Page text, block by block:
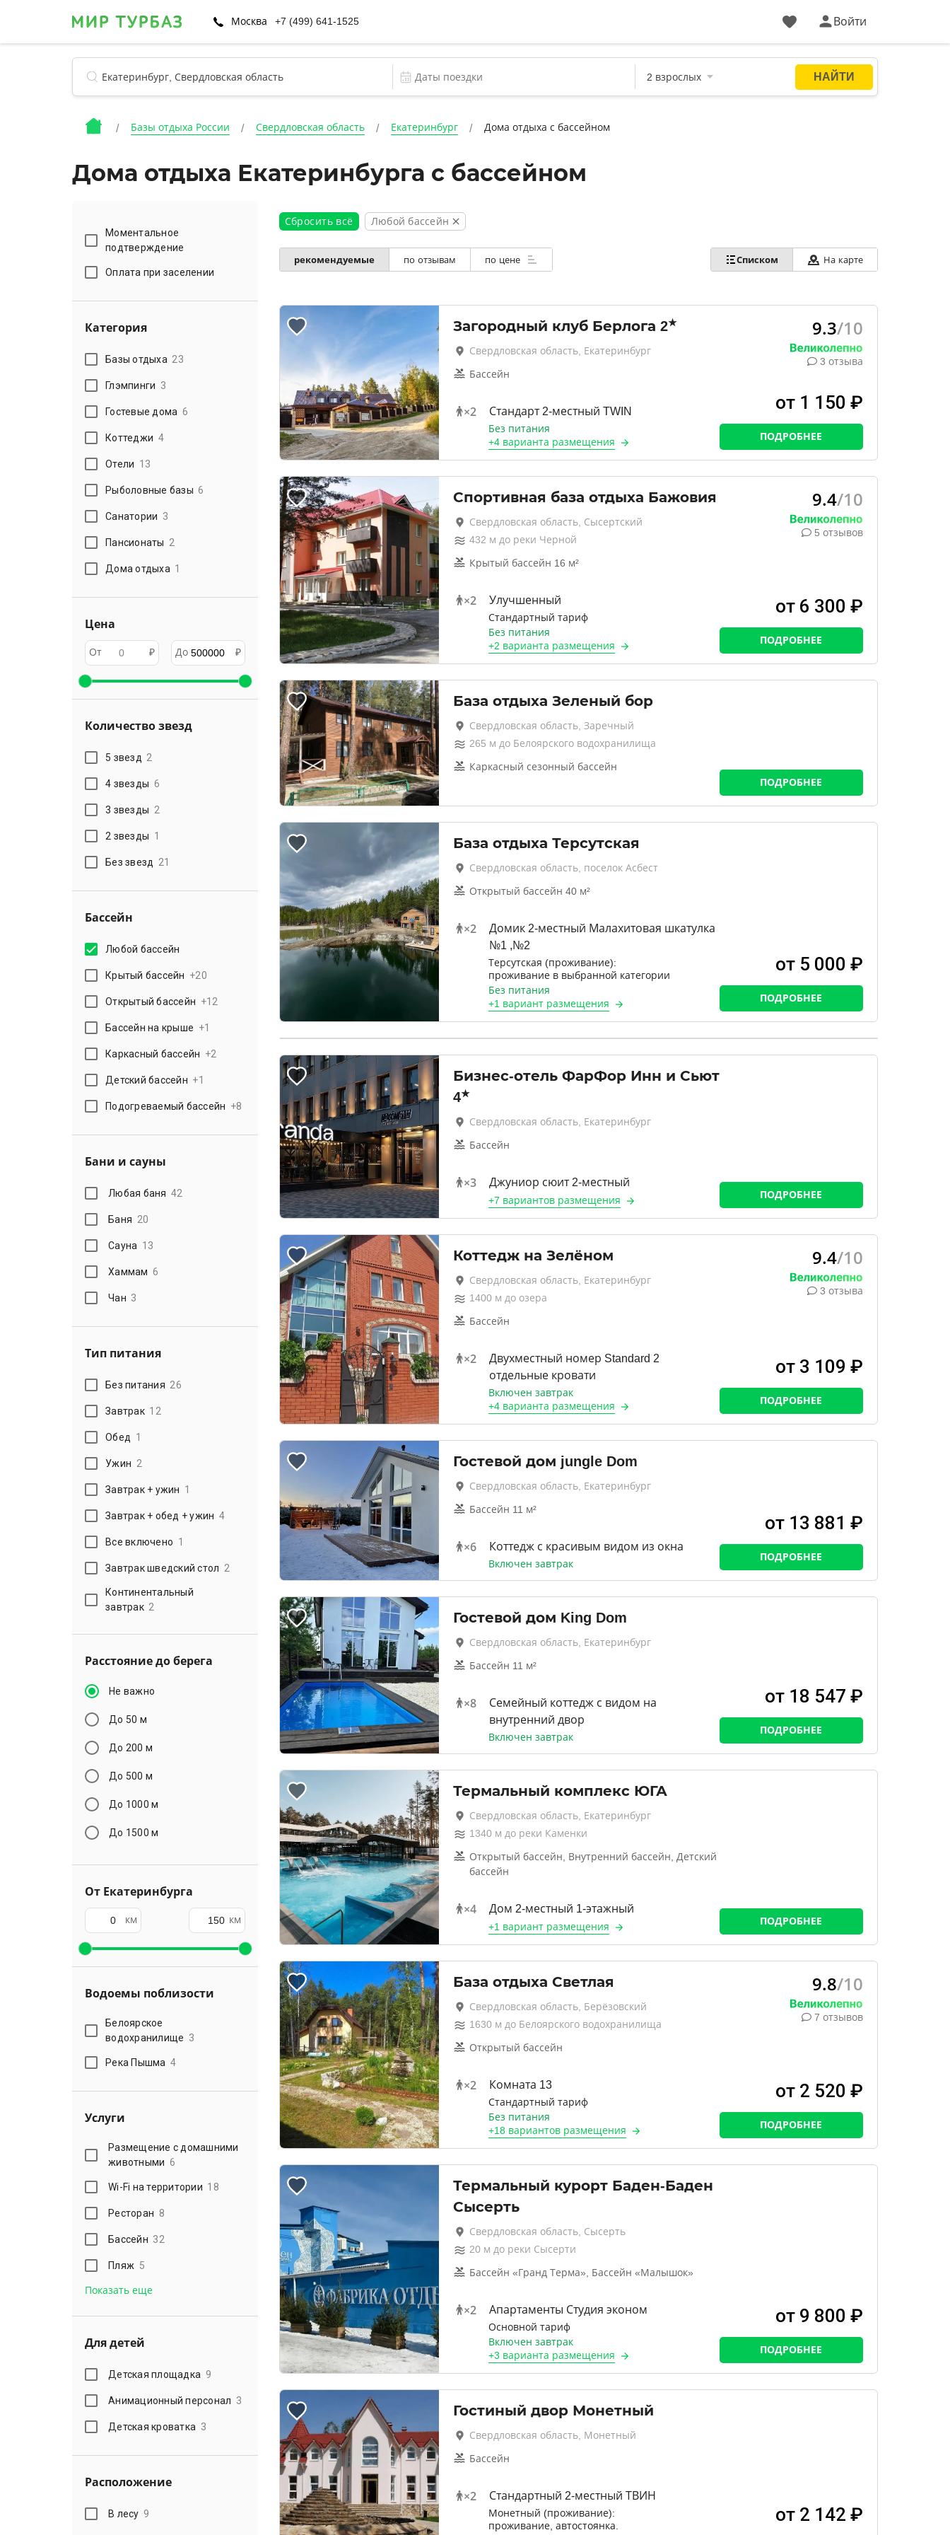
Москва +7 (499) 641-1525 Войти
Базы отдыха России Свердловская область Екатеринбург Дома отдыха с бассейном
Дома отдыха Екатеринбурга с бассейном
Моментальное
подтверждение
Оплата при заселении
Категория
Базы отдыха 23
Глэмпинги 3
Гостевые дома 6
Коттеджи 4
Отели 13
Рыболовные базы 6
Санатории 3
Пансионаты 2
Дома отдыха 1
Цена
От ₽ До ₽
Количество звезд
5 звезд 2
4 звезды 6
3 звезды 2
2 звезды 1
Без звезд 21
Бассейн
Любой бассейн
Крытый бассейн +20
Открытый бассейн +12
Бассейн на крыше +1
Каркасный бассейн +2
Детский бассейн +1
Подогреваемый бассейн +8
Бани и сауны
Любая баня 42
Баня 20
Сауна 13
Хаммам 6
Чан 3
Тип питания
Без питания 26
Завтрак 12
Обед 1
Ужин 2
Завтрак + ужин 1
Завтрак + обед + ужин 4
Все включено 1
Завтрак шведский стол 2
Континентальный
завтрак 2
Расстояние до берега
Не важно
До 50 м
До 200 м
До 500 м
До 1000 м
До 1500 м
От Екатеринбурга
км км
Водоемы поблизости
Белоярское
водохранилище 3
Река Пышма 4
Услуги
Размещение с домашними
животными 6
Wi-Fi на территории 18
Ресторан 8
Бассейн 32
Пляж 5
Показать еще
Для детей
Детская площадка 9
Анимационный персонал 3
Детская кроватка 3
Расположение
В лесу 9
Сбросить всё Любой бассейн
рекомендуемые по отзывам по цене Списком На карте
Загородный клуб Берлога 2★
Свердловская область, Екатеринбург
Бассейн
×2 Стандарт 2-местный TWIN
Без питания
+4 варианта размещения
9.3/10
3 отзыва
от 1 150 ₽
ПОДРОБНЕЕ
Спортивная база отдыха Бажовия
Свердловская область, Сысертский
432 м до реки Черной
Крытый бассейн 16 м²
×2 Улучшенный
Стандартный тариф
Без питания
+2 варианта размещения
9.4/10
5 отзывов
от 6 300 ₽
ПОДРОБНЕЕ
База отдыха Зеленый бор
Свердловская область, Заречный
265 м до Белоярского водохранилища
Каркасный сезонный бассейн
ПОДРОБНЕЕ
База отдыха Терсутская
Свердловская область, поселок Асбест
Открытый бассейн 40 м²
×2
Домик 2-местный Малахитовая шкатулка
№1 ,№2
Терсутская (проживание):
проживание в выбранной категории
Без питания
+1 вариантразмещения
от 5 000 ₽
ПОДРОБНЕЕ
Бизнес-отель ФарФор Инн и Сьют
4★
Свердловская область, Екатеринбург
Бассейн
×3 Джуниор сюит 2-местный
+7 вариантовразмещения ПОДРОБНЕЕ
Коттедж на Зелёном
Свердловская область, Екатеринбург
1400 м до озера
Бассейн
×2
Двухместный номер Standard 2
отдельные кровати
Включен завтрак
+4 варианта размещения
9.4/10
3 отзыва
от 3 109 ₽
ПОДРОБНЕЕ
Гостевой дом jungle Dom
Свердловская область, Екатеринбург
Бассейн 11 м²
×6 Коттедж с красивым видом из окна
Включен завтрак
от 13 881 ₽
ПОДРОБНЕЕ
Гостевой дом King Dom
Свердловская область, Екатеринбург
Бассейн 11 м²
×8
Семейный коттедж с видом на
внутренний двор
Включен завтрак
от 18 547 ₽
ПОДРОБНЕЕ
Термальный комплекс ЮГА
Свердловская область, Екатеринбург
1340 м до реки Каменки
Открытый бассейн, Внутренний бассейн, Детский
бассейн
×4 Дом 2-местный 1-этажный
+1 вариантразмещения ПОДРОБНЕЕ
База отдыха Светлая
Свердловская область, Берёзовский
1630 м до Белоярского водохранилища
Открытый бассейн
×2 Комната 13
Стандартный тариф
Без питания
+18 вариантовразмещения
9.8/10
7 отзывов
от 2 520 ₽
ПОДРОБНЕЕ
Термальный курорт Баден-Баден
Сысерть
Свердловская область, Сысерть
20 м до реки Сысерти
Бассейн «Гранд Терма», Бассейн «Малышок»
×2 Апартаменты Студия эконом
Основной тариф
Включен завтрак
+3 варианта размещения
от 9 800 ₽
ПОДРОБНЕЕ
Гостиный двор Монетный
Свердловская область, Монетный
Бассейн
×2 Стандартный 2-местный ТВИН
Монетный (проживание):
проживание, автостоянка.
от 2 142 ₽